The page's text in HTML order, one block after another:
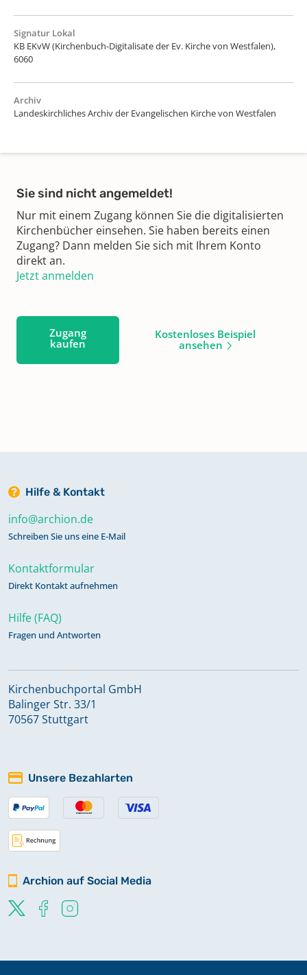
Signatur Lokal
KB EKvW (Kirchenbuch-Digitalisate der Ev. Kirche von Westfalen),
6060
Archiv
Landeskirchliches Archiv der Evangelischen Kirche von Westfalen
Sie sind nicht angemeldet!
Nur mit einem Zugang können Sie die digitalisierten
Kirchenbücher einsehen. Sie haben bereits einen
Zugang? Dann melden Sie sich mit Ihrem Konto
direkt an.
Jetzt anmelden
Zugang
kaufen
Kostenloses Beispiel
ansehen
Hilfe & Kontakt
info@archion.de
Schreiben Sie uns eine E-Mail
Kontaktformular
Direkt Kontakt aufnehmen
Hilfe (FAQ)
Fragen und Antworten
Kirchenbuchportal GmbH
Balinger Str. 33/1
70567 Stuttgart
Unsere Bezahlarten
Archion auf Social Media